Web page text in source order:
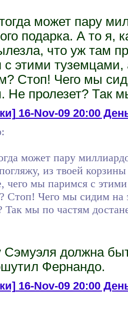
может пару
подарка. А то я,
что уж там
с этими
Стоп! Чего мы
Не пролезет? Так
16-Nov-09 20:00
может пару
из твоей
чего мы паримся с
Стоп! Чего мы сидим на
Так мы по частям
Сэмуэля должна
Фернандо.
16-Nov-09 20:00